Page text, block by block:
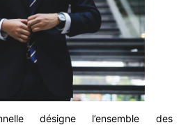
désigne l’ensemble des